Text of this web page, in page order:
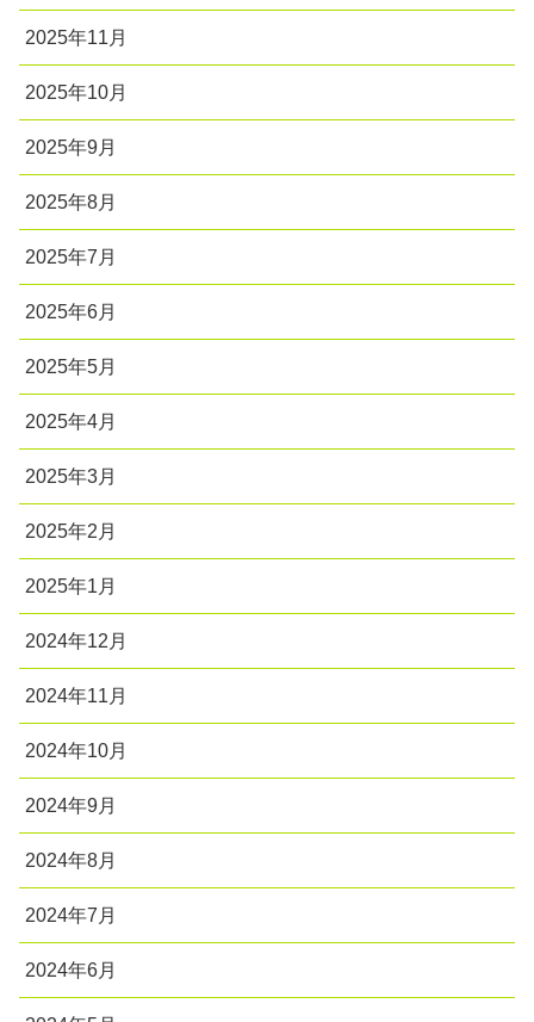
2025年11月
2025年10月
2025年9月
2025年8月
2025年7月
2025年6月
2025年5月
2025年4月
2025年3月
2025年2月
2025年1月
2024年12月
2024年11月
2024年10月
2024年9月
2024年8月
2024年7月
2024年6月